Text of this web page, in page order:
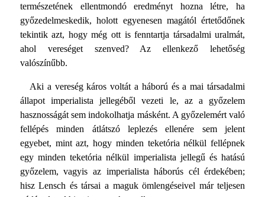
természetének ellent­mondó eredményt hozna létre, ha
győzedelmeskedik, holott egyenesen magától értetődőnek
tekintik azt, hogy még ott is fenntartja társadalmi uralmát,
ahol vereséget szenved? Az ellen­kező lehetőség
valószínűbb.
Aki a vereség káros voltát a háború és a mai társadalmi
álla­pot imperialista jellegéből vezeti le, az a győzelem
hasznosságát sem indokolhatja másként. A győzelemért való
fellépés minden átlátszó leplezés ellenére sem jelent
egyebet, mint azt, hogy minden teketória nélkül fellépnek
egy minden teketória nélkül imperialista jellegű és hatású
győzelem, vagyis az imperialista háborús cél érdekében;
hisz Lensch és társai a maguk ömlen­géseivel már teljesen